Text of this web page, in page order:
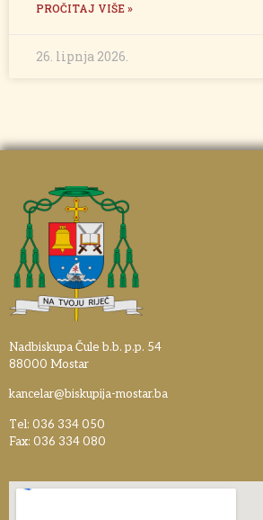
PROČITAJ VIŠE »
26. lipnja 2026.
Nadbiskupa Čule b.b. p.p. 54
88000 Mostar
kancelar@biskupija-mostar.ba
Tel: 036 334 050
Fax: 036 334 080